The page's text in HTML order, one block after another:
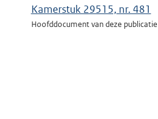
Kamerstuk 29515, nr. 481
Hoofddocument van deze publicatie